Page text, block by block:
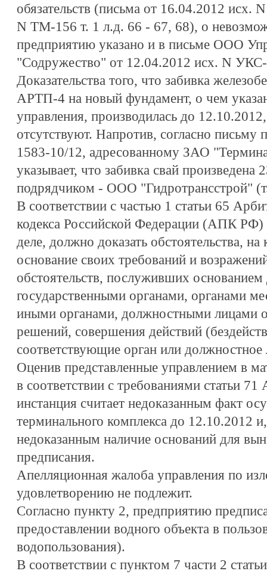
обязательств (письма от 16.04.2012
N ТМ-156 т. 1 л.д. 66 - 67, 68), о
предприятию указано и в письме ООО
"Содружество" от 12.04.2012 исх. N
Доказательства того, что забивка
АРТП-4 на новый фундамент, о чем
управления, производилась до
отсутствуют. Напротив, согласно письму
1583-10/12, адресованному ЗАО
указывает, что забивка свай произведена
подрядчиком - ООО "Гидротрансстрой"
В соответствии с частью 1 статьи 65
кодекса Российской Федерации (АПК
деле, должно доказать обстоятельства,
основание своих требований и
обстоятельств, послуживших основанием
государственными органами, органами
иными органами, должностными лицами
решений, совершения действий
соответствующие орган или должностное
Оценив представленные управлением в
в соответствии с требованиями статьи
инстанция считает недоказанным факт
терминального комплекса до 12.10.2012
недоказанным наличие оснований для
предписания.
Апелляционная жалоба управления по
удовлетворению не подлежит.
Согласно пункту 2, предприятию
предоставлении водного объекта в
водопользования).
В соответствии с пунктом 7 части 2